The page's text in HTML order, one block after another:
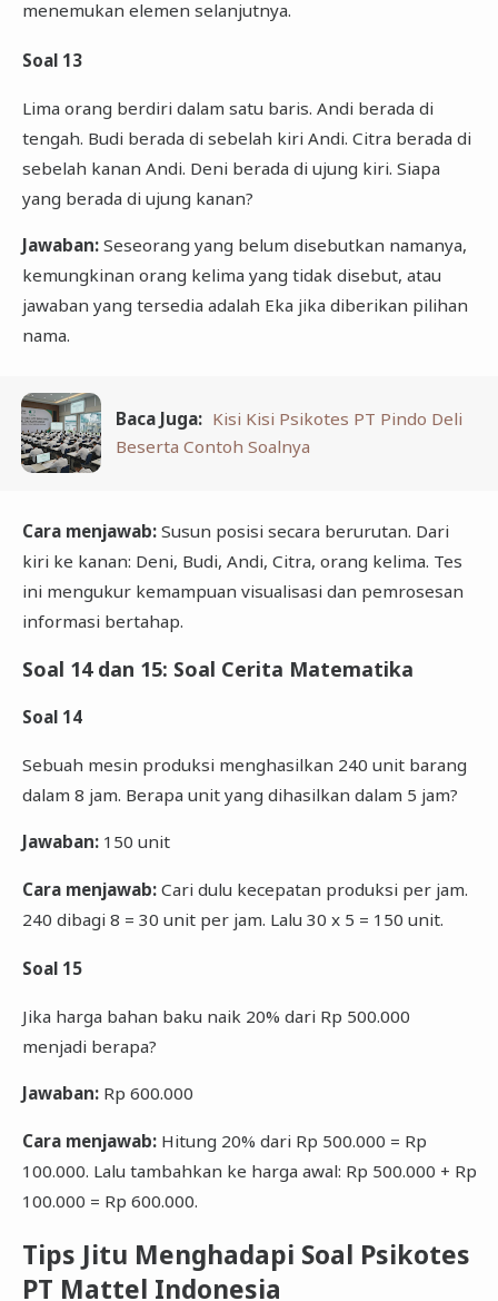
menemukan elemen selanjutnya.
Soal 13
Lima orang berdiri dalam satu baris. Andi berada di
tengah. Budi berada di sebelah kiri Andi. Citra berada di
sebelah kanan Andi. Deni berada di ujung kiri. Siapa
yang berada di ujung kanan?
Jawaban:Seseorang yang belum disebutkan namanya,
kemungkinan orang kelima yang tidak disebut, atau
jawaban yang tersedia adalah Eka jika diberikan pilihan
nama.
Baca Juga: Kisi Kisi Psikotes PT Pindo Deli
Beserta Contoh Soalnya
Cara menjawab:Susun posisi secara berurutan. Dari
kiri ke kanan: Deni, Budi, Andi, Citra, orang kelima. Tes
ini mengukur kemampuan visualisasi dan pemrosesan
informasi bertahap.
Soal 14 dan 15: Soal Cerita Matematika
Soal 14
Sebuah mesin produksi menghasilkan 240 unit barang
dalam 8 jam. Berapa unit yang dihasilkan dalam 5 jam?
Jawaban:150 unit
Cara menjawab:Cari dulu kecepatan produksi per jam.
240 dibagi 8 = 30 unit per jam. Lalu 30 x 5 = 150 unit.
Soal 15
Jika harga bahan baku naik 20% dari Rp 500.000
menjadi berapa?
Jawaban:Rp 600.000
Cara menjawab:Hitung 20% dari Rp 500.000 = Rp
100.000. Lalu tambahkan ke harga awal: Rp 500.000 + Rp
100.000 = Rp 600.000.
Tips Jitu Menghadapi Soal Psikotes
PT Mattel Indonesia